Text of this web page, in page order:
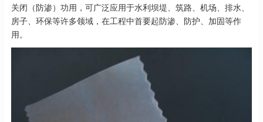
关闭（防渗）功用，可广泛应用于水利坝堤、筑路、机场、排水、
房子、环保等许多领域，在工程中首要起防渗、防护、加固等作
用。